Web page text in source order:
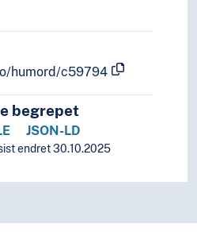
humord/c59794
begrepet
JSON-LD
endret 30.10.2025